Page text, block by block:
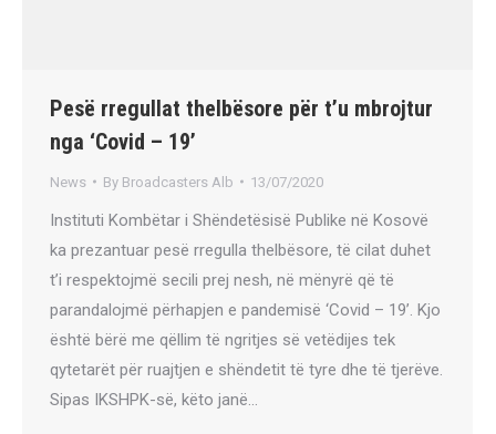
Pesë rregullat thelbësore për t’u mbrojtur
nga ‘Covid – 19’
News By Broadcasters Alb 13/07/2020
Instituti Kombëtar i Shëndetësisë Publike në Kosovë
ka prezantuar pesë rregulla thelbësore, të cilat duhet
t’i respektojmë secili prej nesh, në mënyrë që të
parandalojmë përhapjen e pandemisë ‘Covid – 19’. Kjo
është bërë me qëllim të ngritjes së vetëdijes tek
qytetarët për ruajtjen e shëndetit të tyre dhe të tjerëve.
Sipas IKSHPK-së, këto janë…